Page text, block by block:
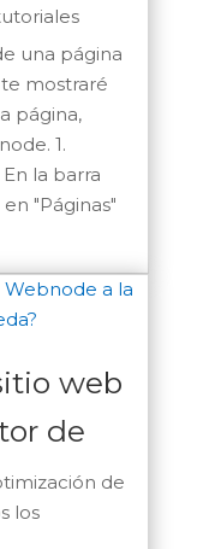
una página
mostraré
página,
1.
la barra
"Páginas"
web
de
de
los